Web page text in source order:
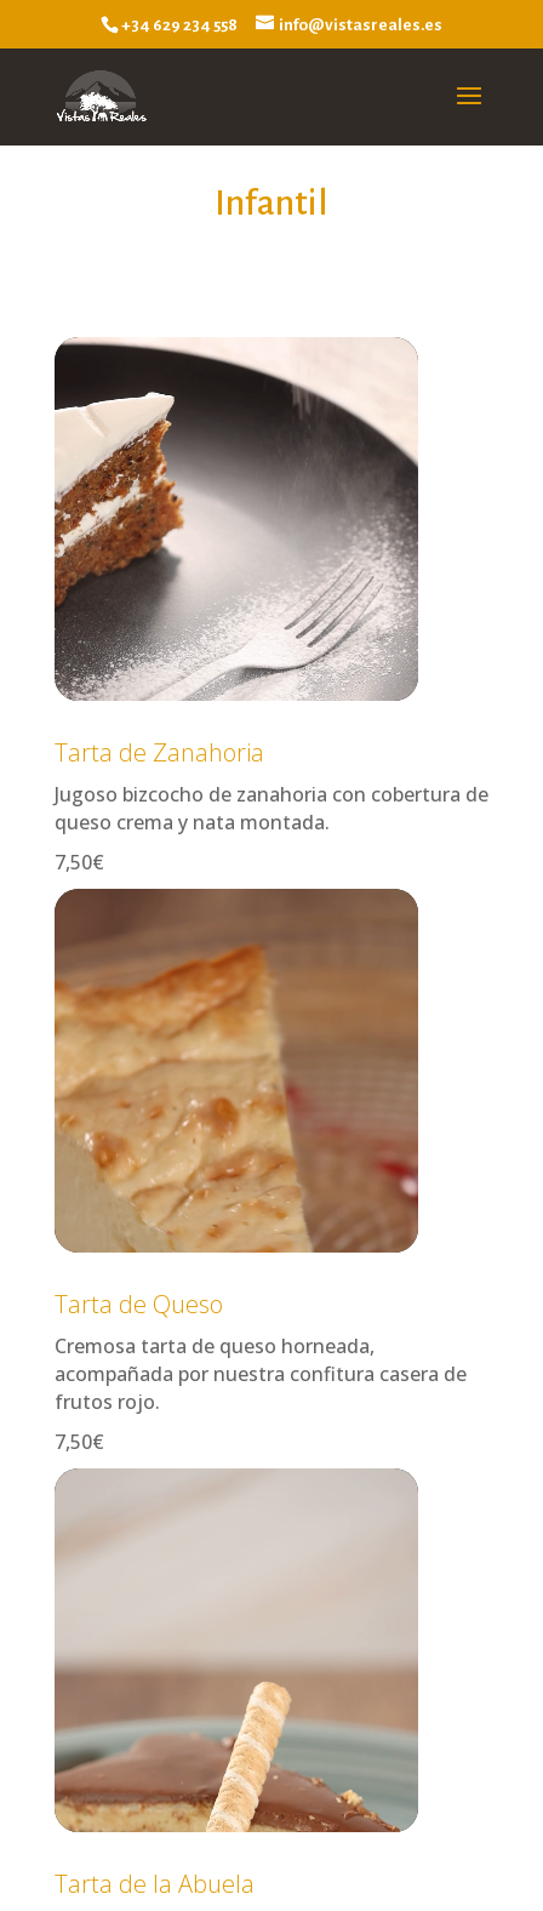
+34 629 234 558 info@vistasreales.es
Infantil
Reproductor
vídeo
Tarta de Zanahoria
Jugoso bizcocho de zanahoria con cobertura de
queso crema y nata montada.
7,50€
Reproductor
Tarta de Queso
Cremosa tarta de queso horneada,
acompañada por nuestra confitura casera de
frutos rojo.
7,50€
Reproductor
Tarta de la Abuela